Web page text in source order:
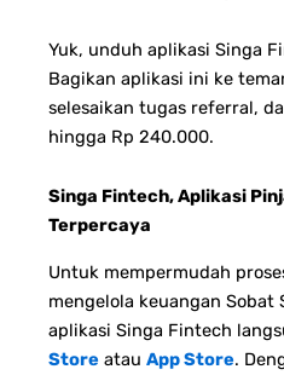
Yuk, unduh aplikasi Singa
Bagikan aplikasi ini ke
selesaikan tugas referral,
hingga Rp 240.000.
Singa Fintech, Aplikasi
Terpercaya
Untuk mempermudah
mengelola keuangan Sobat
aplikasi Singa Fintech
Store atau App Store.